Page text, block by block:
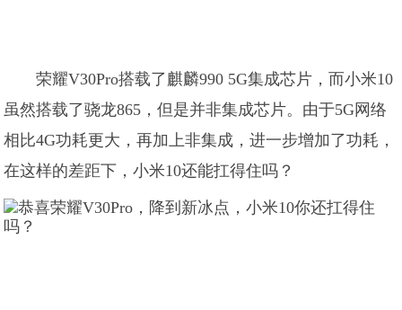
荣耀V30Pro搭载了麒麟990 5G集成芯片，而小米10
虽然搭载了骁龙865，但是并非集成芯片。由于5G网络
相比4G功耗更大，再加上非集成，进一步增加了功耗，
在这样的差距下，小米10还能扛得住吗？